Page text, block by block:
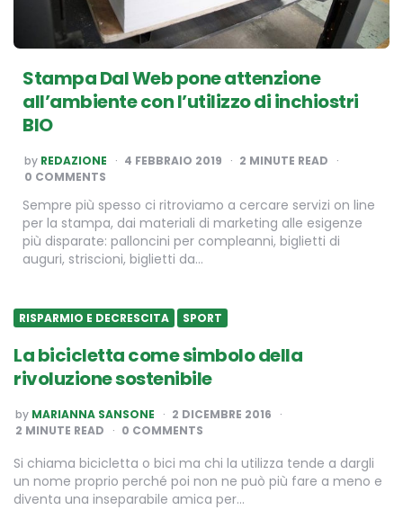
Stampa Dal Web pone attenzione
all’ambiente con l’utilizzo di inchiostri
BIO
POSTED
BY
by REDAZIONE 4 FEBBRAIO 2019 2 MINUTE READ
0 COMMENTS
Sempre più spesso ci ritroviamo a cercare servizi on line
per la stampa, dai materiali di marketing alle esigenze
più disparate: palloncini per compleanni, biglietti di
auguri, striscioni, biglietti da…
RISPARMIO E DECRESCITA SPORT
La bicicletta come simbolo della
rivoluzione sostenibile
POSTED
BY
by MARIANNA SANSONE
2 DICEMBRE 2016
2 MINUTE READ 0 COMMENTS
Si chiama bicicletta o bici ma chi la utilizza tende a dargli
un nome proprio perché poi non ne può più fare a meno e
diventa una inseparabile amica per…